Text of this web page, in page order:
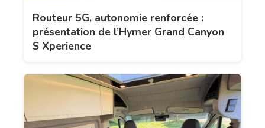
Routeur 5G, autonomie renforcée :
présentation de l’Hymer Grand Canyon
S Xperience